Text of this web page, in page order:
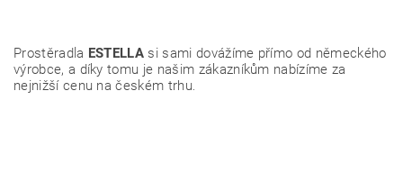
Prostěradla ESTELLA si sami dovážíme přímo od německého
výrobce, a díky tomu je našim zákazníkům nabízíme za
nejnižší cenu na českém trhu.